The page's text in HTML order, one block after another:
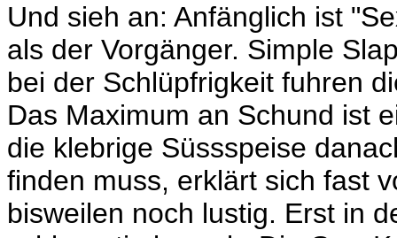
Und sieh an: Anfänglich ist
als der Vorgänger. Simple
bei der Schlüpfrigkeit fuhren
Das Maximum an Schund ist
die klebrige Süssspeise
finden muss, erklärt sich fast
bisweilen noch lustig. Erst in